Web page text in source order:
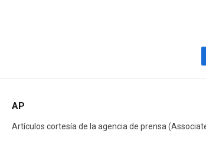
AP
Artículos cortesía de la agencia de prensa